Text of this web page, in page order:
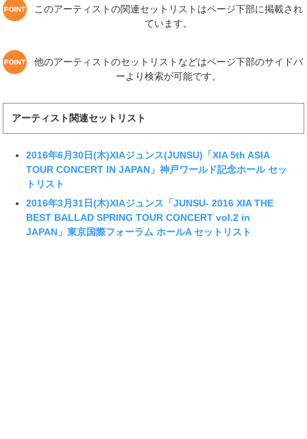
このアーティストの関連セットリストはページ下部に掲載され
ています。
他のアーティストのセットリストなどはページ下部のサイドバ
ーより検索が可能です。
アーティスト関連セットリスト
2016年6月30日(木)XIAジュンス(JUNSU)「XIA 5th ASIA
TOUR CONCERT IN JAPAN」神戸ワールド記念ホール セッ
トリスト
2016年3月31日(木)XIAジュンス「JUNSU- 2016 XIA THE
BEST BALLAD SPRING TOUR CONCERT vol.2 in
JAPAN」東京国際フォーラム ホールA セットリスト